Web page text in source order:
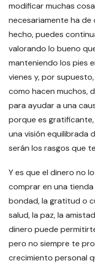
modificar muchas
necesariamente ha
hecho, puedes
valorando lo bueno
manteniendo los pies
vienes y, por
como hacen muchos,
para ayudar a una
porque es
una visión equilibrada
serán los rasgos que
Y es que el dinero no
comprar en una
bondad, la gratitud o
salud, la paz, la
dinero puede
pero no siempre te
crecimiento personal